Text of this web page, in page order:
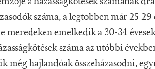
száma, a legtöbben már 25-
meredeken emelkedik a 30-34
száma az utóbbi
még hajlandóak összeházasodni,